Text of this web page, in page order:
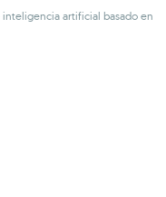
artificial basado en